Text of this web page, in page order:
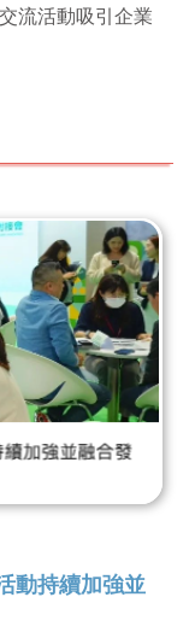
流活動吸引企業
動持續加強並